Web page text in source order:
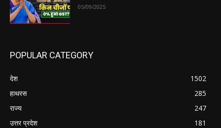
05/09/2025
POPULAR CATEGORY
देश
1502
हाथरस
285
राज्य
247
उत्तर प्रदेश
181